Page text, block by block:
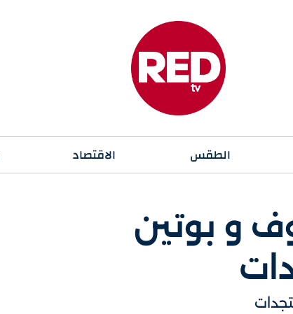
الطقس الاقتصاد
و بوتين